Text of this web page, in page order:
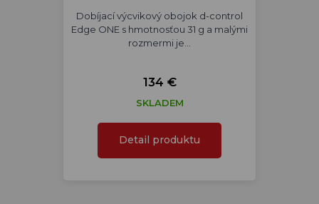
Dobíjací výcvikový obojok d-control
Edge ONE s hmotnosťou 31 g a malými
rozmermi je…
134 €
SKLADEM
Detail produktu